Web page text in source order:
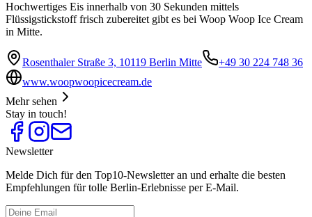
Hochwertiges Eis innerhalb von 30 Sekunden mittels
Flüssigstickstoff frisch zubereitet gibt es bei Woop Woop Ice Cream
in Mitte.
Rosenthaler Straße 3, 10119 Berlin Mitte
+49 30 224 748 36
www.woopwoopicecream.de
Mehr sehen
Stay in touch!
Newsletter
Melde Dich für den Top10-Newsletter an und erhalte die besten
Empfehlungen für tolle Berlin-Erlebnisse per E-Mail.